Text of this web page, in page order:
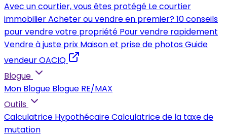
Avec un courtier, vous êtes protégé Le courtier
immobilierAcheter ou vendre en premier?10 conseils
pour vendre votre propriété Pour vendre rapidement
Vendre à juste prix Maison et prise de photosGuide
vendeur OACIQ
Blogue
Mon Blogue Blogue RE/MAX
Outils
Calculatrice HypothécaireCalculatrice de la taxe de
mutation